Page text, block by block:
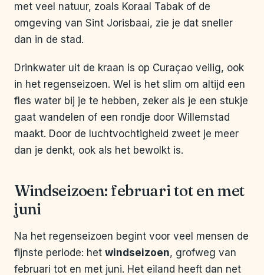
met veel natuur, zoals Koraal Tabak of de
omgeving van Sint Jorisbaai, zie je dat sneller
dan in de stad.
Drinkwater uit de kraan is op Curaçao veilig, ook
in het regenseizoen. Wel is het slim om altijd een
fles water bij je te hebben, zeker als je een stukje
gaat wandelen of een rondje door Willemstad
maakt. Door de luchtvochtigheid zweet je meer
dan je denkt, ook als het bewolkt is.
Windseizoen: februari tot en met
juni
Na het regenseizoen begint voor veel mensen de
fijnste periode: het windseizoen, grofweg van
februari tot en met juni. Het eiland heeft dan net